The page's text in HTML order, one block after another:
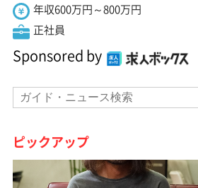
年収600万円～800万円
正社員
Sponsored by
ピックアップ